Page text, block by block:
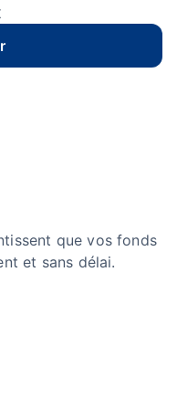
que vos fonds
et sans délai.